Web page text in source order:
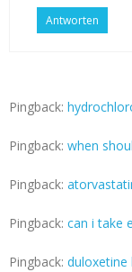
Antworten
Pingback:
Pingback: when
Pingback:
Pingback: can i take
Pingback: duloxetine